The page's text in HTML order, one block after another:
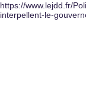
https://www.lejdd.fr/
interpellent-le-